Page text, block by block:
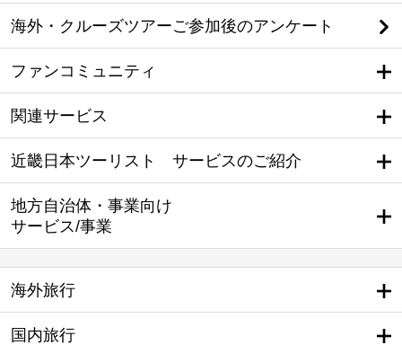
海外・クルーズツアーご参加後のアンケート
ファンコミュニティ
関連サービス
近畿日本ツーリスト サービスのご紹介
地方自治体・事業向け
サービス/事業
海外旅行
国内旅行